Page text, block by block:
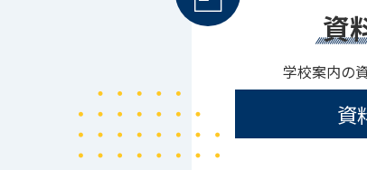
資
学校案内の
資